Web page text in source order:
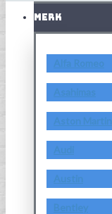
MERK
Alfa Romeo
Asahimas
Aston Martin
Audi
Austin
Bentley